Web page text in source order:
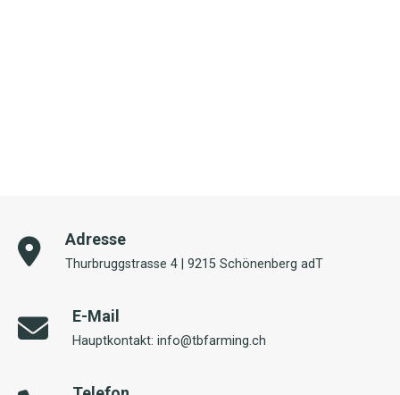
Adresse
Thurbruggstrasse 4 | 9215 Schönenberg adT
E-Mail
Hauptkontakt: info@tbfarming.ch